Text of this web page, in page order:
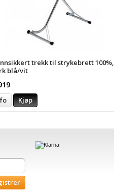
trekk til strykebrett 100%,
blå/vit
Kjøp